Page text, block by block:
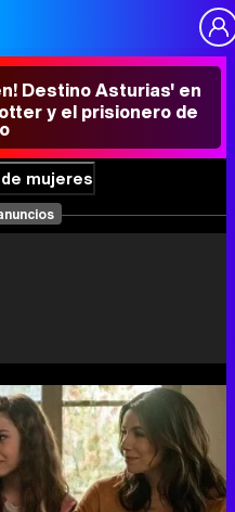
Destino Asturias' en
y el prisionero de
mujeres